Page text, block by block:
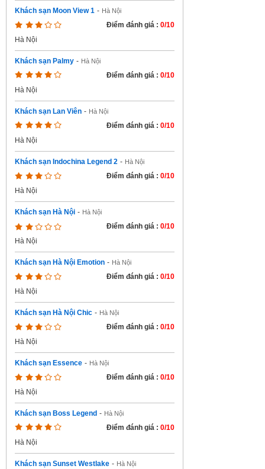
Khách sạn Moon View 1 - Hà Nội
Điểm đánh giá : 0/10
Hà Nội
Khách sạn Palmy - Hà Nội
Điểm đánh giá : 0/10
Hà Nội
Khách sạn Lan Viên - Hà Nội
Điểm đánh giá : 0/10
Hà Nội
Khách sạn Indochina Legend 2 - Hà Nội
Điểm đánh giá : 0/10
Hà Nội
Khách sạn Hà Nội - Hà Nội
Điểm đánh giá : 0/10
Hà Nội
Khách sạn Hà Nội Emotion - Hà Nội
Điểm đánh giá : 0/10
Hà Nội
Khách sạn Hà Nội Chic - Hà Nội
Điểm đánh giá : 0/10
Hà Nội
Khách sạn Essence - Hà Nội
Điểm đánh giá : 0/10
Hà Nội
Khách sạn Boss Legend - Hà Nội
Điểm đánh giá : 0/10
Hà Nội
Khách sạn Sunset Westlake - Hà Nội